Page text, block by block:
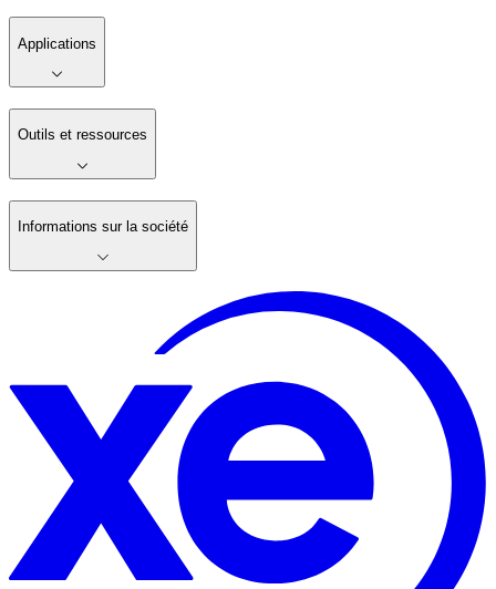
Applications
Outils et ressources
Informations sur la société